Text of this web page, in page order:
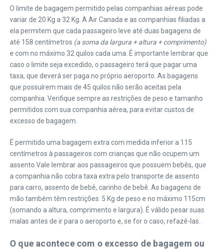
O limite de bagagem permitido pelas companhias aéreas pode
variar de 20 Kg a 32 Kg. A Air Canada e as companhias filiadas a
ela permitem que cada passageiro leve até duas bagagens de
até 158 centímetros (a soma da largura + altura + comprimento)
e com no máximo 32 quilos cada uma. É importante lembrar que
caso o limite seja excedido, o passageiro terá que pagar uma
taxa, que deverá ser paga no próprio aeroporto. As bagagens
que possuírem mais de 45 quilos não serão aceitas pela
companhia. Verifique sempre as restrições de peso e tamanho
permitidos com sua companhia aérea, para evitar custos de
excesso de bagagem.
É permitido uma bagagem extra com medida inferior a 115
centímetros à passageiros com crianças que não ocupem um
assento.Vale lembrar aos passageiros que possuem bebês, que
a companhia não cobra taxa extra pelo transporte de assento
para carro, assento de bebê, carinho de bebê. As bagagens de
mão também têm restrições: 5 Kg de peso e no máximo 115cm
(somando a altura, comprimento e largura). É válido pesar suas
malas antes de ir para o aeroporto e, se for o caso, refazê-las.
O que acontece com o excesso de bagagem ou